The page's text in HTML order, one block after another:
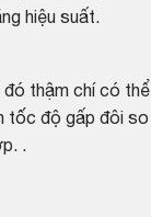
hiệu suất.
đó thậm chí có thể
tốc độ gấp đôi so
.